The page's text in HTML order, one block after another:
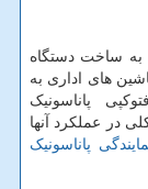
اقدام به ساخت دستگاه
های اداری به
پاناسونیک
در عملکرد آنها
پاناسونیک